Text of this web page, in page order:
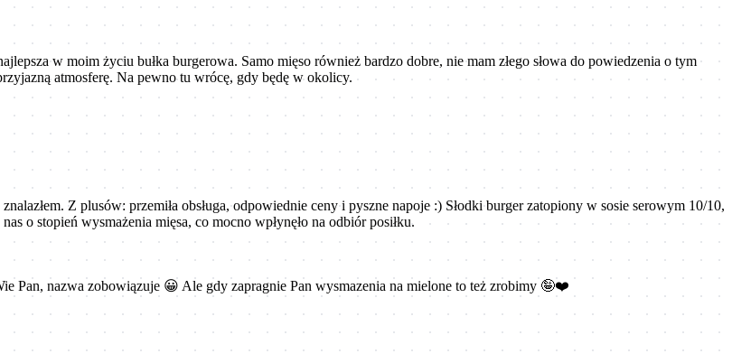
w moim życiu bułka burgerowa. Samo mięso również bardzo dobre, nie mam złego słowa do powiedzenia o tym
atmosferę. Na pewno tu wrócę, gdy będę w okolicy.
Z plusów: przemiła obsługa, odpowiednie ceny i pyszne napoje :) Słodki burger zatopiony w sosie serowym 10/10,
o stopień wysmażenia mięsa, co mocno wpłynęło na odbiór posiłku.
nazwa zobowiązuje 😀 Ale gdy zapragnie Pan wysmazenia na mielone to też zrobimy 🤪❤️